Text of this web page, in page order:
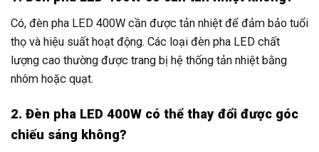
Có, đèn pha LED 400W cần được tản nhiệt để đảm bảo tuổi
thọ và hiệu suất hoạt động. Các loại đèn pha LED chất
lượng cao thường được trang bị hệ thống tản nhiệt bằng
nhôm hoặc quạt.
2. Đèn pha LED 400W có thể thay đổi được góc
chiếu sáng không?